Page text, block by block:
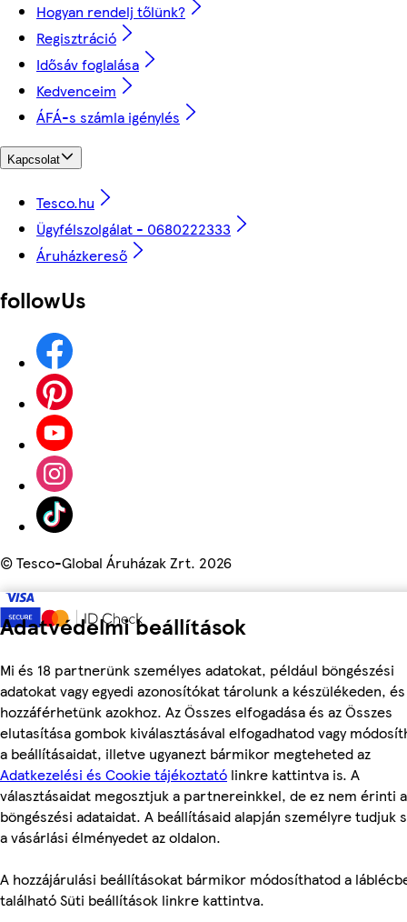
Adatvédelmi beállítások
Mi és 18 partnerünk személyes adatokat, például böngészési
adatokat vagy egyedi azonosítókat tárolunk a készülékeden, és
hozzáférhetünk azokhoz. Az Összes elfogadása és az Összes
elutasítása gombok kiválasztásával elfogadhatod vagy
a beállításaidat, illetve ugyanezt bármikor megteheted az
Adatkezelési és Cookie tájékoztató linkre kattintva is. A
választásaidat megosztjuk a partnereinkkel, de ez nem érinti a
böngészési adataidat. A beállításaid alapján személyre tudjuk
a vásárlási élményedet az oldalon.
A hozzájárulási beállításokat bármikor módosíthatod a
található Süti beállítások linkre kattintva.
Hogyan rendelj tőlünk?
Regisztráció
Idősáv foglalása
Kedvenceim
ÁFÁ-s számla igénylés
Kapcsolat
Tesco.hu
Ügyfélszolgálat - 0680222333
Áruházkereső
followUs
©Tesco-Global Áruházak Zrt. 2026